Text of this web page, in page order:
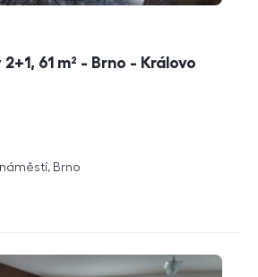
61 m² - Brno - Královo
Brno